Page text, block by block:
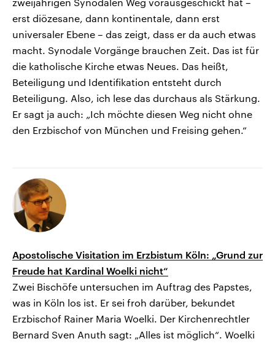
zweijährigen Synodalen Weg vorausgeschickt hat –
erst diözesane, dann kontinentale, dann erst
universaler Ebene – das zeigt, dass er da auch etwas
macht. Synodale Vorgänge brauchen Zeit. Das ist für
die katholische Kirche etwas Neues. Das heißt,
Beteiligung und Identifikation entsteht durch
Beteiligung. Also, ich lese das durchaus als Stärkung.
Er sagt ja auch: „Ich möchte diesen Weg nicht ohne
den Erzbischof von München und Freising gehen.“
Apostolische Visitation im Erzbistum Köln: „Grund zur
Freude hat Kardinal Woelki nicht“
Zwei Bischöfe untersuchen im Auftrag des Papstes,
was in Köln los ist. Er sei froh darüber, bekundet
Erzbischof Rainer Maria Woelki. Der Kirchenrechtler
Bernard Sven Anuth sagt: „Alles ist möglich“. Woelki